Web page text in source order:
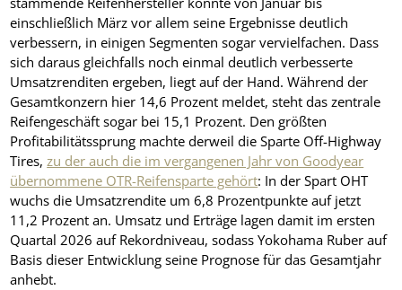
einschließlich März vor allem seine Ergebnisse deutlich
verbessern, in einigen Segmenten sogar vervielfachen. Dass
sich daraus gleichfalls noch einmal deutlich verbesserte
Umsatzrenditen ergeben, liegt auf der Hand. Während der
Gesamtkonzern hier 14,6 Prozent meldet, steht das zentrale
Reifengeschäft sogar bei 15,1 Prozent. Den größten
Profitabilitätssprung machte derweil die Sparte Off-Highway
Tires,zu der auch die im vergangenen Jahr von Goodyear
übernommene OTR-Reifensparte gehört: In der Spart OHT
wuchs die Umsatzrendite um 6,8 Prozentpunkte auf jetzt
11,2 Prozent an. Umsatz und Erträge lagen damit im ersten
Quartal 2026 auf Rekordniveau, sodass Yokohama Ruber auf
Basis dieser Entwicklung seine Prognose für das Gesamtjahr
anhebt.